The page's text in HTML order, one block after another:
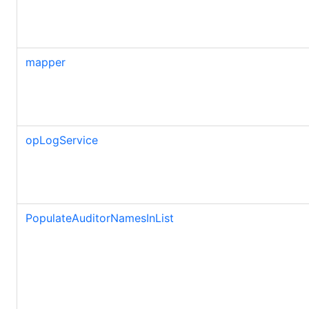
mapper
opLogService
PopulateAuditorNamesInList